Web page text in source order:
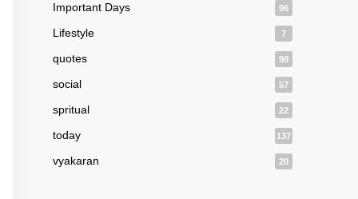
Important Days 96
Lifestyle 7
quotes 98
social 57
spritual 22
today 137
vyakaran 20